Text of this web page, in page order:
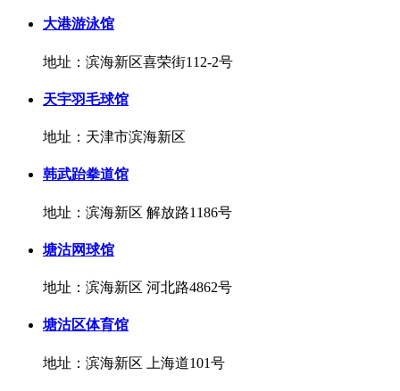
大港游泳馆
地址：滨海新区喜荣街112-2号
天宇羽毛球馆
地址：天津市滨海新区
韩武跆拳道馆
地址：滨海新区 解放路1186号
塘沽网球馆
地址：滨海新区 河北路4862号
塘沽区体育馆
地址：滨海新区 上海道101号